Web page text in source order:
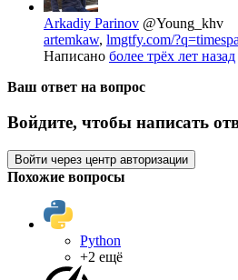
Arkadiy Parinov @Young_khv
artemkaw, lmgtfy.com/
Написано более трёх лет назад
Ваш ответ на вопрос
Войдите, чтобы написать
Войти через центр авторизации
Похожие вопросы
Python
+2 ещё